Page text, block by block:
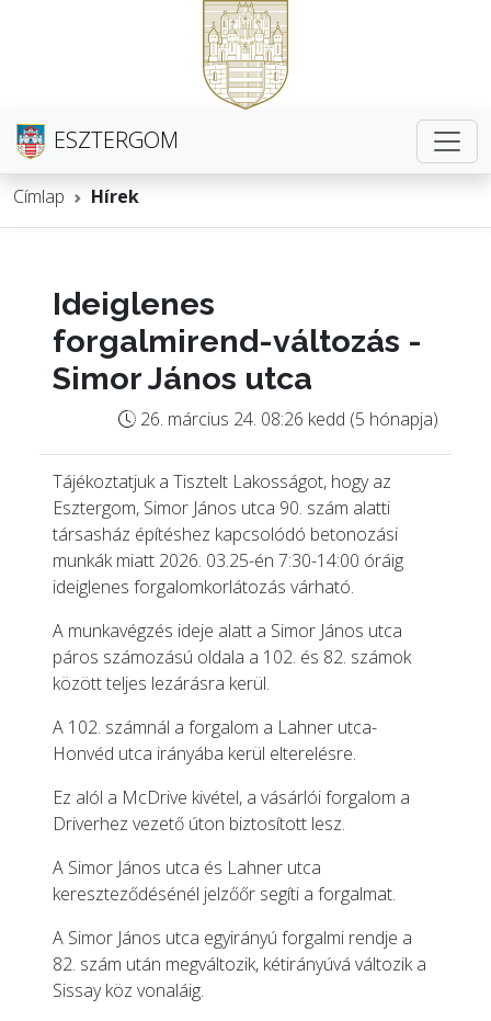
ESZTERGOM
Címlap Hírek
Ideiglenes
forgalmirend-változás -
Simor János utca
26. március 24. 08:26 kedd (5 hónapja)
Tájékoztatjuk a Tisztelt Lakosságot, hogy az
Esztergom, Simor János utca 90. szám alatti
társasház építéshez kapcsolódó betonozási
munkák miatt 2026. 03.25-én 7:30-14:00 óráig
ideiglenes forgalomkorlátozás várható.
A munkavégzés ideje alatt a Simor János utca
páros számozású oldala a 102. és 82. számok
között teljes lezárásra kerül.
A 102. számnál a forgalom a Lahner utca-
Honvéd utca irányába kerül elterelésre.
Ez alól a McDrive kivétel, a vásárlói forgalom a
Driverhez vezető úton biztosított lesz.
A Simor János utca és Lahner utca
kereszteződésénél jelzőőr segíti a forgalmat.
A Simor János utca egyirányú forgalmi rendje a
82. szám után megváltozik, kétirányúvá változik a
Sissay köz vonaláig.